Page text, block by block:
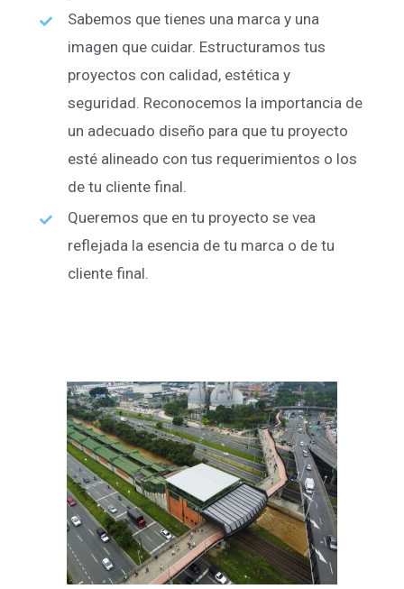
Sabemos que tienes una marca y una
imagen que cuidar. Estructuramos tus
proyectos con calidad, estética y
seguridad. Reconocemos la importancia de
un adecuado diseño para que tu proyecto
esté alineado con tus requerimientos o los
de tu cliente final.
Queremos que en tu proyecto se vea
reflejada la esencia de tu marca o de tu
cliente final.